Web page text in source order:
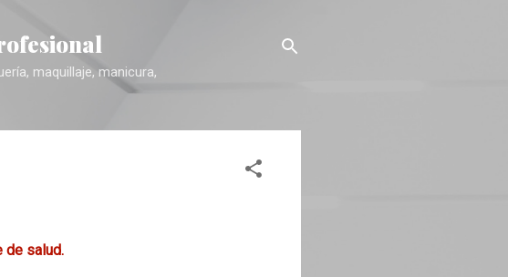
maquillaje, manicura,
de salud.